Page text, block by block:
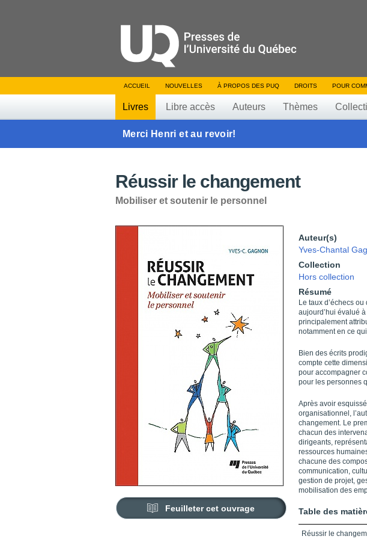
ACCUEIL NOUVELLES À PROPOS DES PUQ DROITS POUR
Livres Libre accès Auteurs Thèmes
Merci Henri et au revoir!
Réussir le changement
Mobiliser et soutenir le personnel
Feuilleter cet ouvrage
Auteur(s)
Yves-Chantal
Collection
Hors collection
Résumé
Le taux d’échecs
aujourd’hui évalué
principalement
notamment en ce
Bien des écrits
compte cette
pour accompagner
pour les personnes
Après avoir
organisationnel,
changement. Le
chacun des
dirigeants,
ressources
chacune des
communication,
gestion de projet,
mobilisation des
Table des
Réussir le